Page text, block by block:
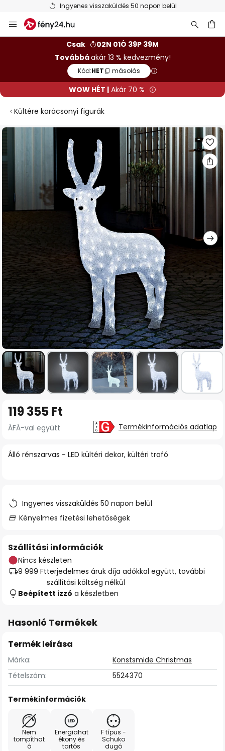
Ingyenes visszaküldés 50 napon belül
Ugrás
a
Csak
02N 01Ó 39P 39M
Továbbáakár 13 % kedvezmény!
Kód:HET másolás
WOW HÉT | Akár 70 %
Kültére karácsonyi figurák
Ugrás
képgaléria
végére
képgaléria
Álló rénszarvas - LED kültéri dekor, kültéri trafó
119 355 Ft
ÁFÁ-val együtt Termékinformációs adatlap
Ingyenes visszaküldés 50 napon belül
Kényelmes fizetési lehetőségek
Szállítási információk
Nincs készleten
9 999 Ftterjedelmes áruk díja adókkal együtt, további
szállítási költség nélkül
Beépített izzó a készletben
Hasonló Termékek
Termék leírása
Márka:
Konstsmide Christmas
Tételszám:
5524370
Termékinformációk
Nem
tompíthat
ó
Energiahat
ékony és
tartós
F típus -
Schuko
dugó